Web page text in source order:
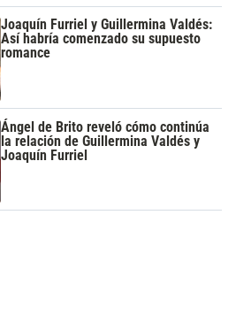
Joaquín Furriel y Guillermina Valdés:
Así habría comenzado su supuesto
romance
Ángel de Brito reveló cómo continúa
la relación de Guillermina Valdés y
Joaquín Furriel